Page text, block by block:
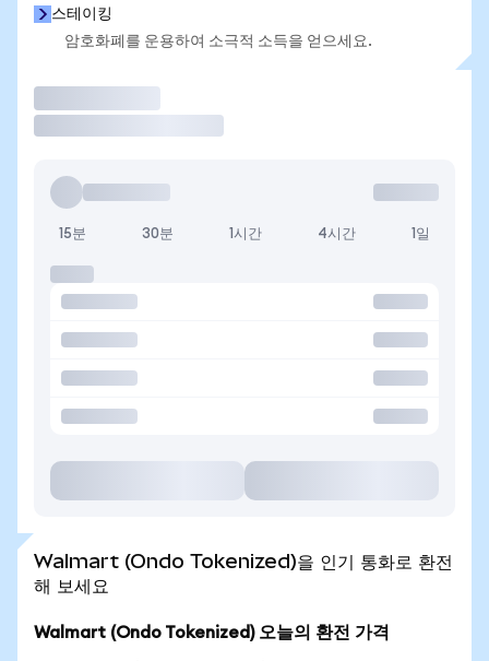
스테이킹
암호화폐를 운용하여 소극적 소득을 얻으세요.
15분 30분 1시간 4시간 1일
Walmart (Ondo Tokenized)을 인기 통화로 환전
해 보세요
Walmart (Ondo Tokenized) 오늘의 환전 가격